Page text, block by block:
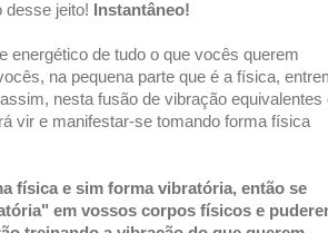
desse jeito!
Instantâneo!
energético de tudo o que vocês querem
na pequena parte que é a física,
nesta fusão de vibração equivalentes
vir e manifestar-se tomando forma física
física e sim forma vibratória, então se
em vossos corpos físicos e